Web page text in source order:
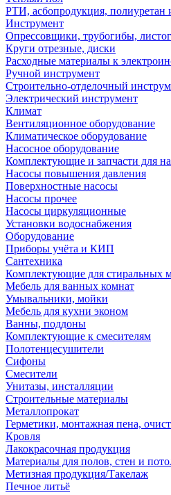
РТИ, асбопродукция, полиуретан
Инструмент
Опрессовщики, трубогибы,
Круги отрезные, диски
Расходные материалы к
Ручной инструмент
Строительно-отделочный
Электрический инструмент
Климат
Вентиляционное оборудование
Климатическое оборудование
Насосное оборудование
Комплектующие и запчасти для
Насосы повышения давления
Поверхностные насосы
Насосы прочее
Насосы циркуляционные
Установки водоснабжения
Оборудование
Приборы учёта и КИП
Сантехника
Комплектующие для стиральных
Мебель для ванных комнат
Умывальники, мойки
Мебель для кухни эконом
Ванны, поддоны
Комплектующие к смесителям
Полотенцесушители
Сифоны
Смесители
Унитазы, инсталляции
Строительные материалы
Металлопрокат
Герметики, монтажная пена,
Кровля
Лакокрасочная продукция
Материалы для полов, стен и
Метизная продукция/Такелаж
Печное литьё